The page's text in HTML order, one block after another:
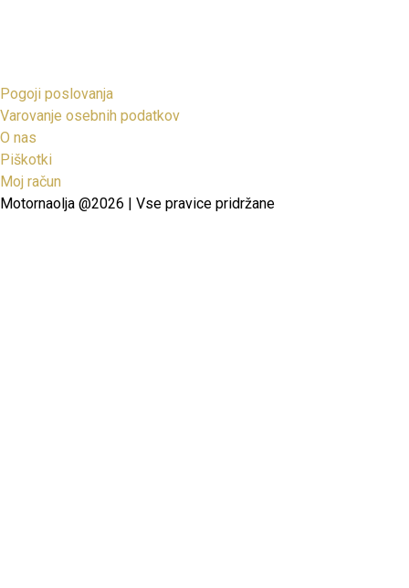
Pogoji poslovanja
Varovanje osebnih podatkov
O nas
Piškotki
Moj račun
Motornaolja @2026 | Vse pravice pridržane